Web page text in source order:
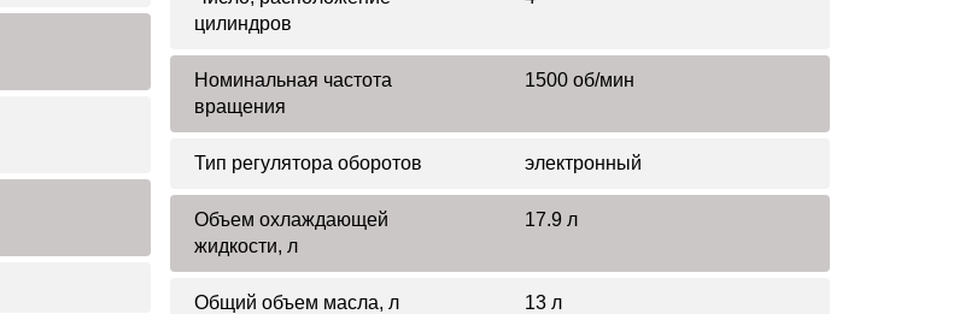
цилиндров
Номинальная частота
вращения
1500 об/мин
Тип регулятора оборотов электронный
Объем охлаждающей
жидкости, л
17.9 л
Общий объем масла, л 13 л